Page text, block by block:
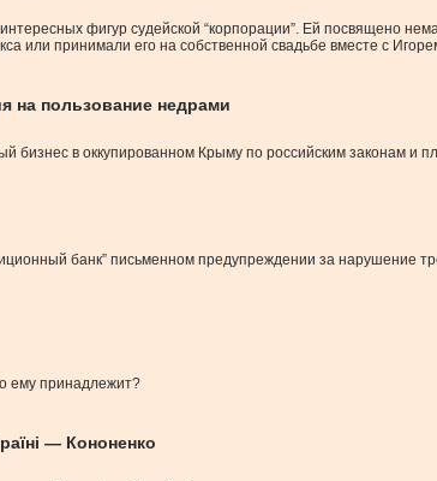
фигур судейской “корпорации”. Ей посвящено
или принимали его на собственной свадьбе вместе с
на пользование недрами
бизнес в оккупированном Крыму по российским законам и
банк” письменном предупреждении за нарушение
ему принадлежит?
— Кононенко